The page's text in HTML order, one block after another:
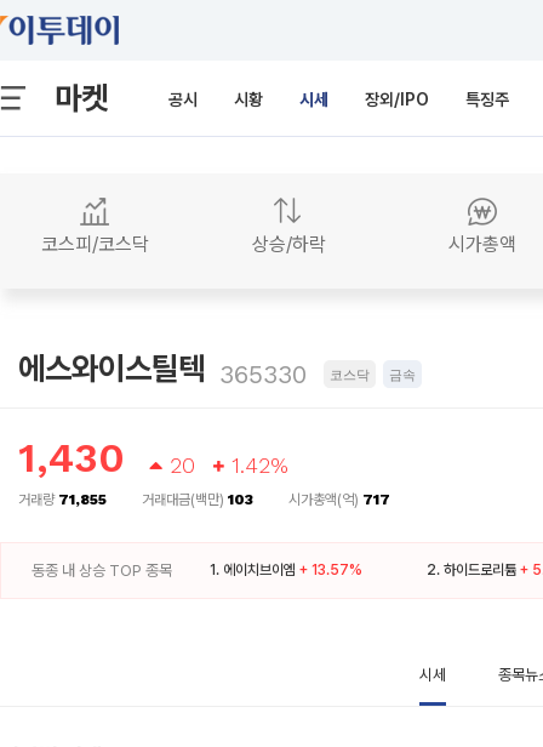
마켓 공시 시황 시세 장외/IPO 특징주
코스피/코스닥 상승/하락 시가총액
에스와이스틸텍 365330 코스닥 금속
1,430 20 1.42%
거래량 71,855 거래대금(백만) 103 시가총액(억) 717
동종 내 상승 TOP 종목 1. 에이치브이엠 + 13.57% 2. 하이드로리튬 +
시세 종목뉴